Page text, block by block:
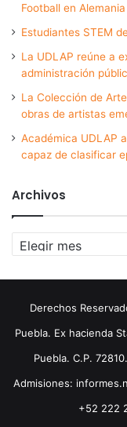
Football en Alemania
Estudiantes STEM
La UDLAP reúne a
administración
La Colección de
obras de artistas
Académica UDLAP
capaz de clasificar
Archivos
Archivos
Derechos
Puebla. Ex hacienda
Puebla. C.P.
Admisiones:
+52 222